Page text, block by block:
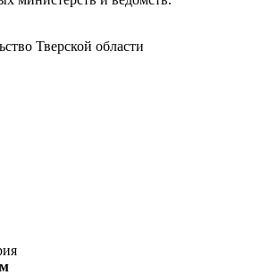
Тверской области